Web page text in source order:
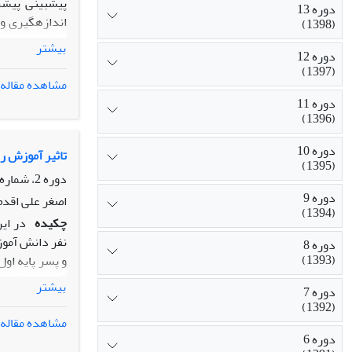
خوشه‏ای
فرضیه‏های
تبیین
نشان داد که
پیشرفت
بیشتر
مشاهده مقاله
تاثیر
دوره 2، شماره 5، پاییز 1387، صفحه
اصغر علی
چکیده
نفر دانش
و پسر پایه
گیری خوشه
کلاس پایه
کلاس به
بیشتر
مشاهده مقاله
دوره 13
(1398)
دوره 12
(1397)
دوره 11
(1396)
دوره 10
(1395)
دوره 9
(1394)
دوره 8
(1393)
دوره 7
(1392)
دوره 6